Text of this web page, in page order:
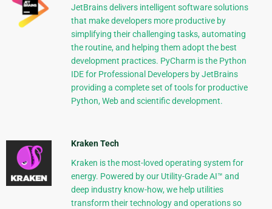
JetBrains delivers intelligent software solutions
that make developers more productive by
simplifying their challenging tasks, automating
the routine, and helping them adopt the best
development practices. PyCharm is the Python
IDE for Professional Developers by JetBrains
providing a complete set of tools for productive
Python, Web and scientific development.
Kraken Tech
Kraken is the most-loved operating system for
energy. Powered by our Utility-Grade AI™ and
deep industry know-how, we help utilities
transform their technology and operations so